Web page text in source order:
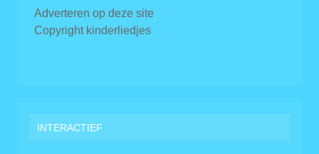
Adverteren op deze site
Copyright kinderliedjes
INTERACTIEF